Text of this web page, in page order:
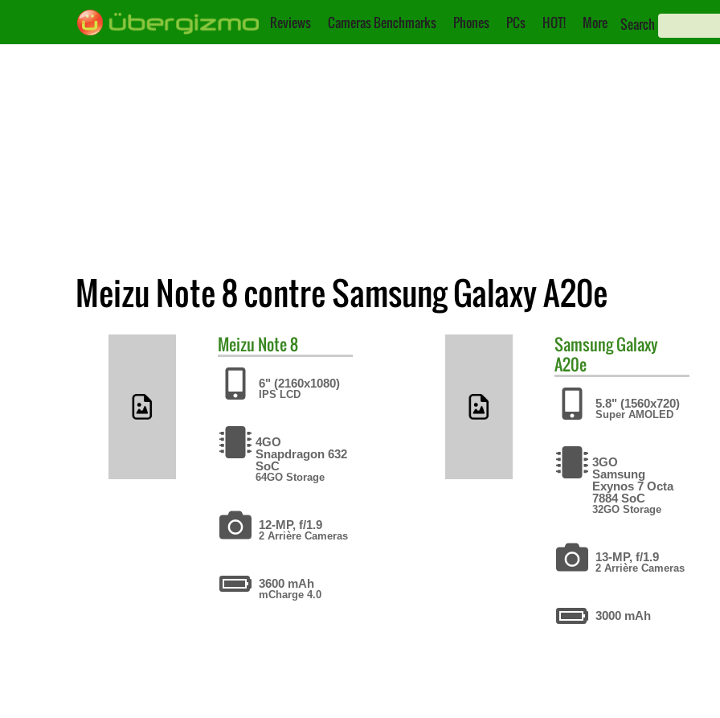
Reviews Cameras Benchmarks Phones PCs HOT! More Search
Meizu Note 8 contre Samsung Galaxy A20e
Meizu Note 8
6" (2160x1080)
IPS LCD
4GO
Snapdragon 632
SoC
64GO Storage
12-MP, f/1.9
2 Arrière Cameras
3600 mAh
mCharge 4.0
SamsungGalaxy
A20e
5.8" (1560x720)
Super AMOLED
3GO
Samsung
Exynos 7 Octa
7884 SoC
32GO Storage
13-MP, f/1.9
2 Arrière Cameras
3000 mAh